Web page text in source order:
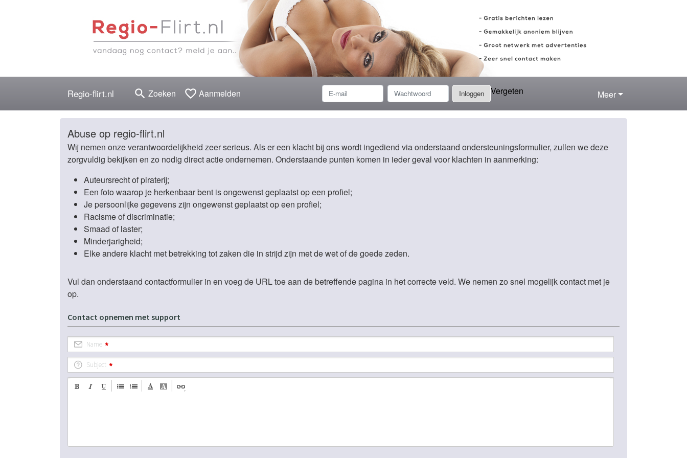
Regio-flirt.nl search Zoeken favorite_border Aanmelden Inloggen Vergeten Meer
Abuse op regio-flirt.nl
Wij nemen onze verantwoordelijkheid zeer serieus. Als er een klacht bij ons wordt ingediend via onderstaand ondersteuningsformulier, zullen we deze
zorgvuldig bekijken en zo nodig direct actie ondernemen. Onderstaande punten komen in ieder geval voor klachten in aanmerking:
Auteursrecht of piraterij;
Een foto waarop je herkenbaar bent is ongewenst geplaatst op een profiel;
Je persoonlijke gegevens zijn ongewenst geplaatst op een profiel;
Racisme of discriminatie;
Smaad of laster;
Minderjarigheid;
Elke andere klacht met betrekking tot zaken die in strijd zijn met de wet of de goede zeden.
Vul dan onderstaand contactformulier in en voeg de URL toe aan de betreffende pagina in het correcte veld. We nemen zo snel mogelijk contact met je
op.